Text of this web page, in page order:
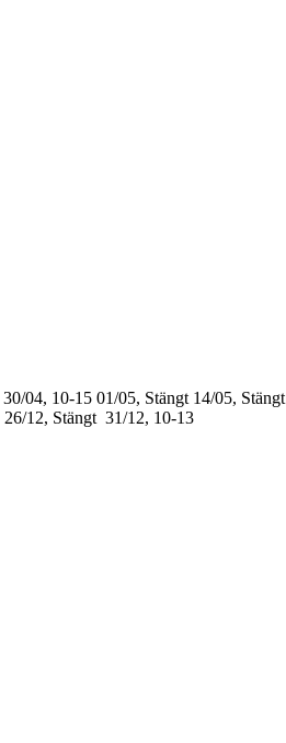
30/04, 10-15 01/05, Stängt 14/05, Stängt
26/12, Stängt 31/12, 10-13